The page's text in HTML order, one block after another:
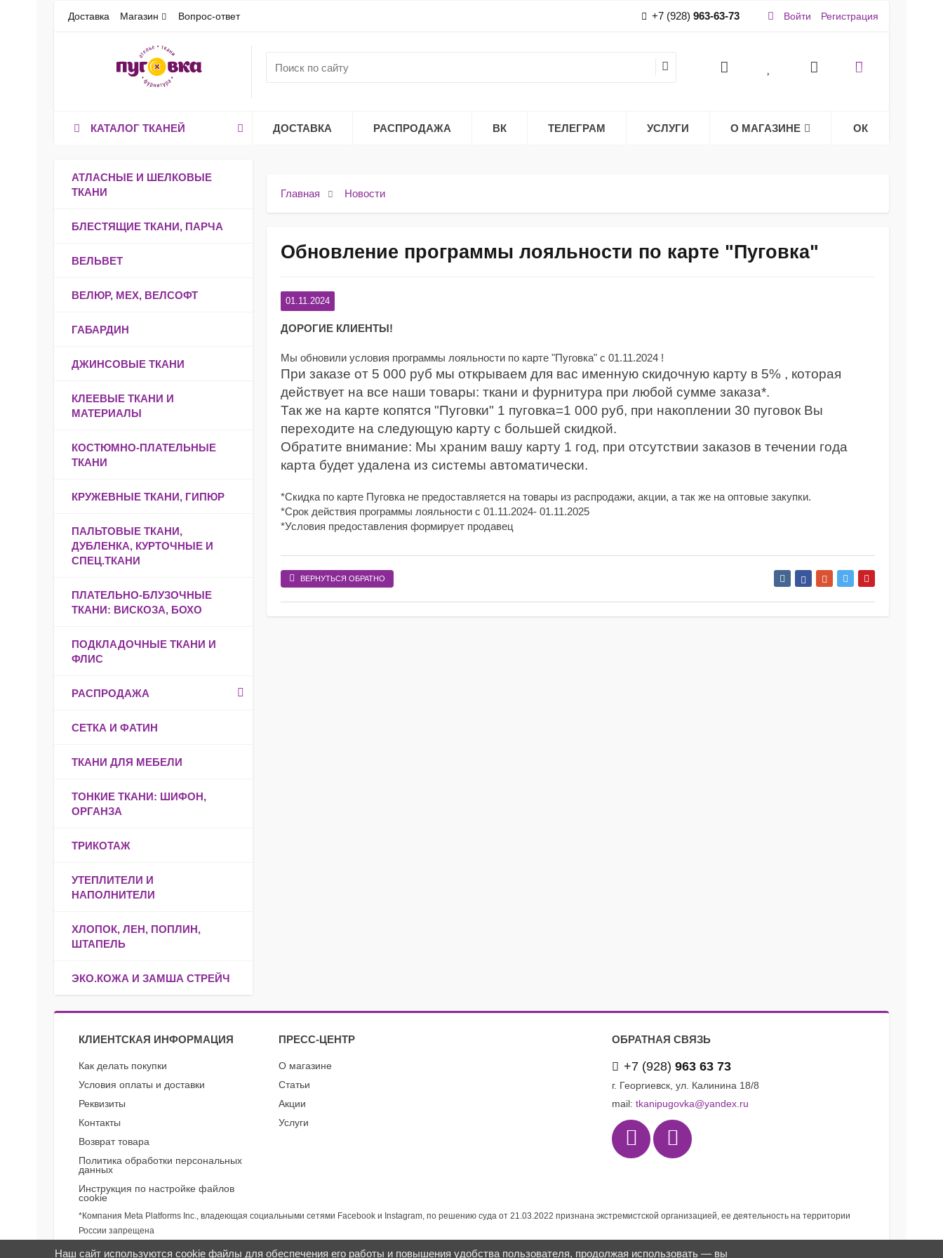
Доставка Магазин Вопрос-ответ +7 (928) 963-63-73 Войти Регистрация
КАТАЛОГ ТКАНЕЙ ДОСТАВКА РАСПРОДАЖА ВК ТЕЛЕГРАМ УСЛУГИ О МАГАЗИНЕ ОК
АТЛАСНЫЕ И ШЕЛКОВЫЕ
ТКАНИ
БЛЕСТЯЩИЕ ТКАНИ, ПАРЧА
ВЕЛЬВЕТ
ВЕЛЮР, МЕХ, ВЕЛСОФТ
ГАБАРДИН
ДЖИНСОВЫЕ ТКАНИ
КЛЕЕВЫЕ ТКАНИ И
МАТЕРИАЛЫ
КОСТЮМНО-ПЛАТЕЛЬНЫЕ
ТКАНИ
КРУЖЕВНЫЕ ТКАНИ, ГИПЮР
ПАЛЬТОВЫЕ ТКАНИ,
ДУБЛЕНКА, КУРТОЧНЫЕ И
СПЕЦ.ТКАНИ
ПЛАТЕЛЬНО-БЛУЗОЧНЫЕ
ТКАНИ: ВИСКОЗА, БОХО
ПОДКЛАДОЧНЫЕ ТКАНИ И
ФЛИС
РАСПРОДАЖА
СЕТКА И ФАТИН
ТКАНИ ДЛЯ МЕБЕЛИ
ТОНКИЕ ТКАНИ: ШИФОН,
ОРГАНЗА
ТРИКОТАЖ
УТЕПЛИТЕЛИ И
НАПОЛНИТЕЛИ
ХЛОПОК, ЛЕН, ПОПЛИН,
ШТАПЕЛЬ
ЭКО.КОЖА И ЗАМША СТРЕЙЧ
Главная Новости
Обновление программы лояльности по карте "Пуговка"
01.11.2024
ДОРОГИЕ КЛИЕНТЫ!
Мы обновили условия программы лояльности по карте "Пуговка" с 01.11.2024 !
При заказе от 5 000 руб мы открываем для вас именную скидочную карту в 5% , которая
действует на все наши товары: ткани и фурнитура при любой сумме заказа*.
Так же на карте копятся "Пуговки" 1 пуговка=1 000 руб, при накоплении 30 пуговок Вы
переходите на следующую карту с большей скидкой.
Обратите внимание: Мы храним вашу карту 1 год, при отсутствии заказов в течении года
карта будет удалена из системы автоматически.
*Скидка по карте Пуговка не предоставляется на товары из распродажи, акции, а так же на оптовые закупки.
*Срок действия программы лояльности с 01.11.2024- 01.11.2025
*Условия предоставления формирует продавец
ВЕРНУТЬСЯ ОБРАТНО
КЛИЕНТСКАЯ ИНФОРМАЦИЯ ПРЕСС-ЦЕНТР ОБРАТНАЯ СВЯЗЬ
Как делать покупки
Условия оплаты и доставки
Реквизиты
Контакты
Возврат товара
Политика обработки персональных
данных
Инструкция по настройке файлов
cookie
О магазине
Статьи
Акции
Услуги
+7 (928) 963 63 73
г. Георгиевск, ул. Калинина 18/8
mail: tkanipugovka@yandex.ru
*Компания Meta Platforms Inc., владеющая социальными сетями Facebook и Instagram, по решению суда от 21.03.2022 признана экстремистской организацией, ее деятельность на территории
России запрещена
Наш сайт используются cookie файлы для обеспечения его работы и повышения удобства пользователя, продолжая использовать — вы